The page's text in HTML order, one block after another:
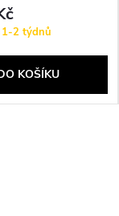
1-2 týdnů
KOŠÍKU